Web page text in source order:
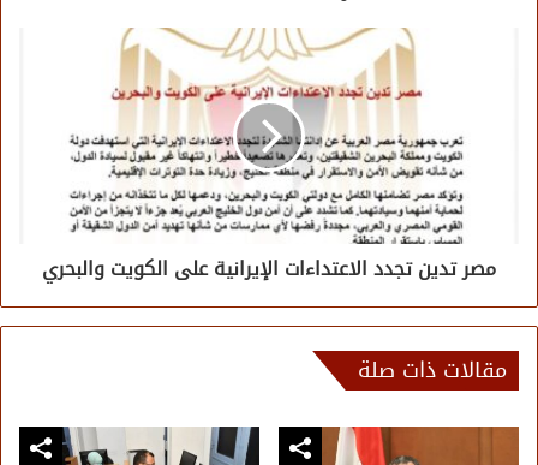
مصر تدين تجدد الاعتداءات الإيرانية على الكويت والبحري
مقالات ذات صلة